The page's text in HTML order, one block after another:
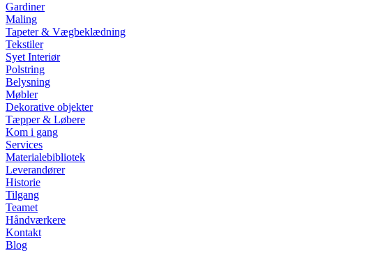
Gardiner
Maling
Tapeter & Vægbeklædning
Tekstiler
Syet Interiør
Polstring
Belysning
Møbler
Dekorative objekter
Tæpper & Løbere
Kom i gang
Services
Materialebibliotek
Leverandører
Historie
Tilgang
Teamet
Håndværkere
Kontakt
Blog